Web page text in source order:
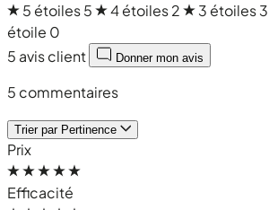
5 étoiles5 4 étoiles2 3 étoiles3
étoile 0
5 avis client
Donner mon avis
5 commentaires
Trier par Pertinence
Prix
Efficacité